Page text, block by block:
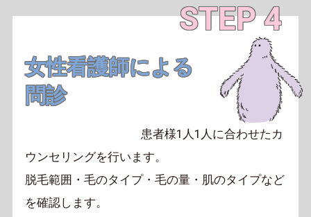
STEP 4
女性看護師による
問診
患者様1人1人に合わせたカ
ウンセリングを行います。
脱毛範囲・毛のタイプ・毛の量・肌のタイプなど
を確認します。